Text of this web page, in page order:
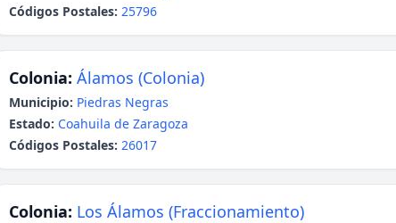
Códigos Postales: 25796
Colonia: Álamos (Colonia)
Municipio: Piedras Negras
Estado: Coahuila de Zaragoza
Códigos Postales: 26017
Colonia: Los Álamos (Fraccionamiento)